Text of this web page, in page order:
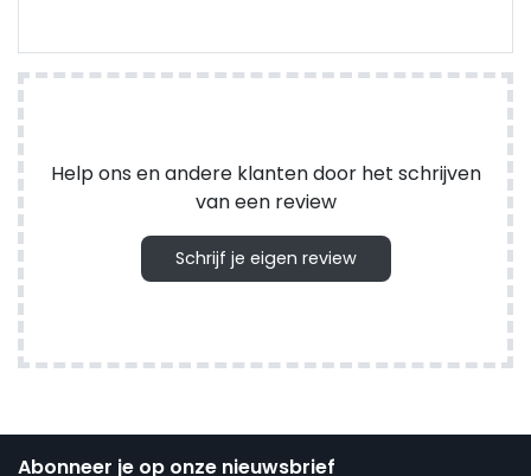
Help ons en andere klanten door het schrijven
van een review
Schrijf je eigen review
Abonneer je op onze nieuwsbrief